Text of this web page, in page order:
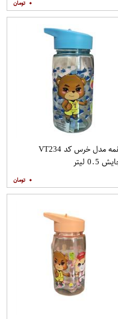
قمقمه مدل خرس کد VT234
0.5 لیتر
۰